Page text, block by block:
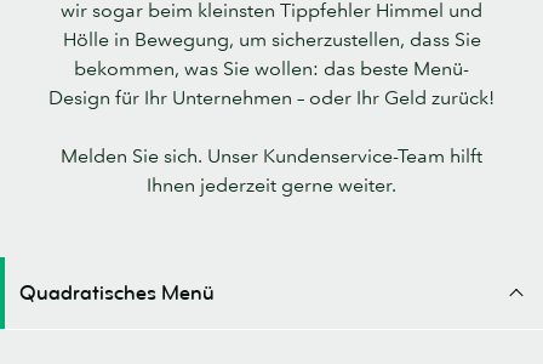
wir sogar beim kleinsten Tippfehler Himmel und
Hölle in Bewegung, um sicherzustellen, dass Sie
bekommen, was Sie wollen: das beste Menü-
Design für Ihr Unternehmen – oder Ihr Geld zurück!
Melden Sie sich. Unser Kundenservice-Team hilft
Ihnen jederzeit gerne weiter.
Quadratisches Menü